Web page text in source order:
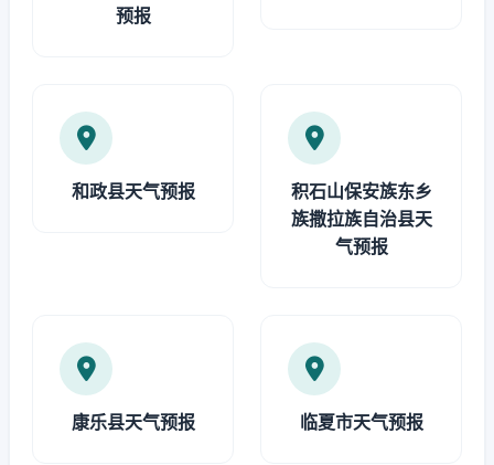
预报
和政县天气预报
积石山保安族东乡
族撒拉族自治县天
气预报
康乐县天气预报 临夏市天气预报